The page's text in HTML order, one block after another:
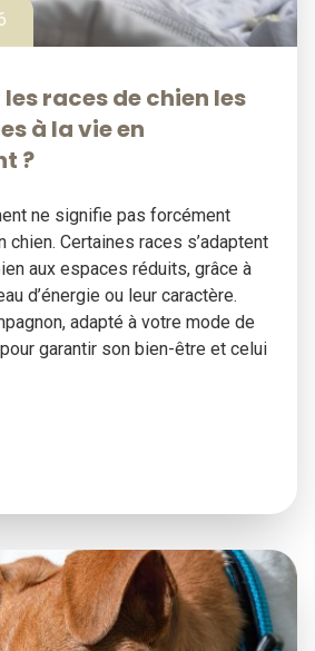
races de chien les
à la vie en
?
ne signifie pas forcément
chien. Certaines races s’adaptent
aux espaces réduits, grâce à
d’énergie ou leur caractère.
adapté à votre mode de
garantir son bien-être et celui